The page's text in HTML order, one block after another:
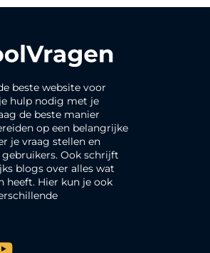
beste website voor
hulp nodig met je
de beste manier
op een belangrijke
je vraag stellen en
Ook schrijft
blogs over alles wat
heeft. Hier kun je ook